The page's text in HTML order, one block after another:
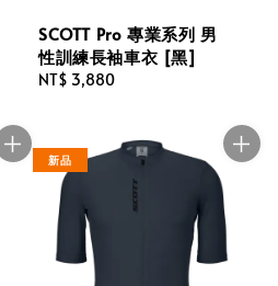
SCOTT Pro 專業系列 男
性訓練長袖車衣 [黑]
Regular
NT$ 3,880
新品